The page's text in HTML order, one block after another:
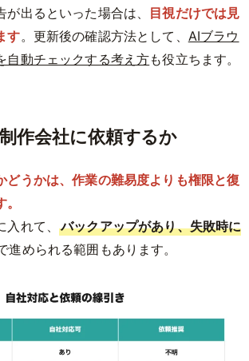
出るといった場合は、 目視だけでは見
す。更新後の確認方法として、 AIブラウ
自動チェックする考え方も役立ちます。
作会社に依頼するか
どうかは、作業の難易度よりも権限と復
入れて、バックアップがあり、失敗時に
進められる範囲もあります。